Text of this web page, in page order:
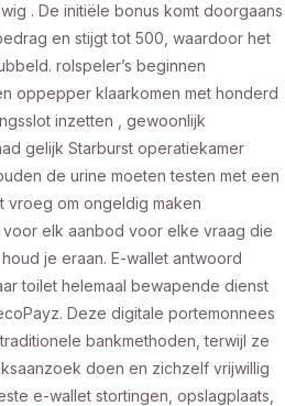
. De initiële bonus komt doorgaans
en stijgt tot 500, waardoor het
rolspeler’s beginnen
oppepper klaarkomen met honderd
inzetten , gewoonlijk
gelijk Starburst operatiekamer
de urine moeten testen met een
vroeg om ongeldig maken
elk aanbod voor elke vraag die
je eraan. E-wallet antwoord
toilet helemaal bewapende dienst
Deze digitale portemonnees
bankmethoden, terwijl ze
doen en zichzelf vrijwillig
e-wallet stortingen, opslagplaats,